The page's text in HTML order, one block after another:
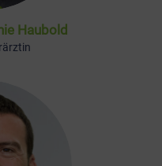
Haubold